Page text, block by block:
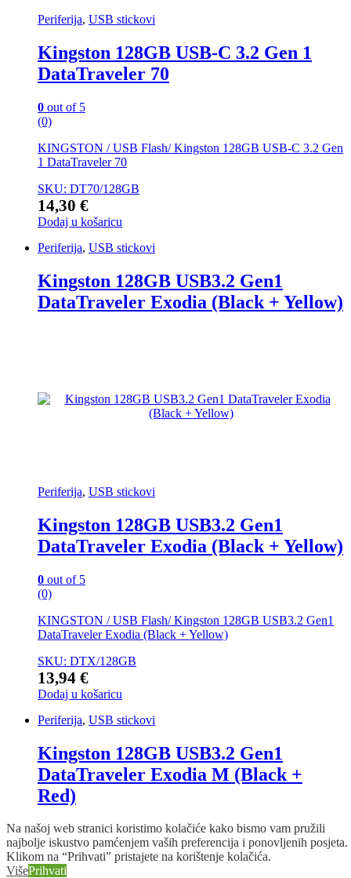
Periferija, USB stickovi
Kingston 128GB USB-C 3.2 Gen 1
DataTraveler 70
0 out of 5
(0)
KINGSTON / USB Flash/ Kingston 128GB USB-C 3.2 Gen
1 DataTraveler 70
SKU: DT70/128GB
14,30 €
Dodaj u košaricu
Periferija, USB stickovi
Kingston 128GB USB3.2 Gen1
DataTraveler Exodia (Black + Yellow)
Periferija, USB stickovi
Kingston 128GB USB3.2 Gen1
DataTraveler Exodia (Black + Yellow)
0 out of 5
(0)
KINGSTON / USB Flash/ Kingston 128GB USB3.2 Gen1
DataTraveler Exodia (Black + Yellow)
SKU: DTX/128GB
13,94 €
Dodaj u košaricu
Periferija, USB stickovi
Kingston 128GB USB3.2 Gen1
DataTraveler Exodia M (Black +
Red)
Na našoj web stranici koristimo kolačiće kako bismo vam pružili
najbolje iskustvo pamćenjem vaših preferencija i ponovljenih posjeta.
Klikom na “Prihvati” pristajete na korištenje kolačića.
VišePrihvati